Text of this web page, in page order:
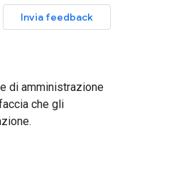
Invia feedback
di amministrazione
che gli